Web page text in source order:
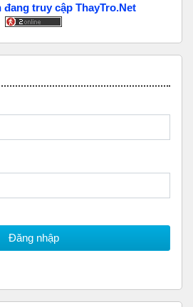
đang truy cập ThayTro.Net